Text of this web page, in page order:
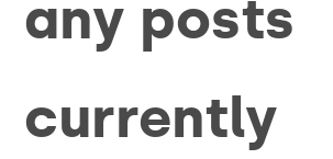
any posts
currently